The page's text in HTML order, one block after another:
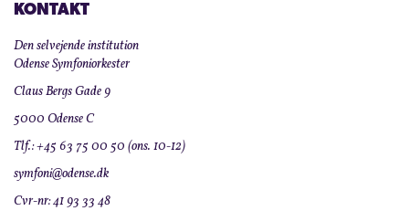
KONTAKT
Den selvejende institution
Odense Symfoniorkester
Claus Bergs Gade 9
5000 Odense C
Tlf.: +45 63 75 00 50 (ons. 10-12)
symfoni@odense.dk
Cvr-nr: 41 93 33 48